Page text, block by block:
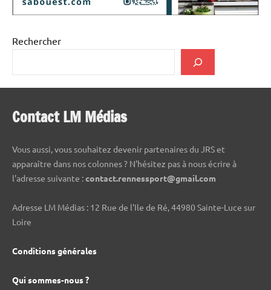
Rechercher
Contact LM Médias
Vous aussi, vous souhaitez devenir partenaires du JRS et
apparaître dans nos colonnes ? N'hésitez pas à nous écrire à
l'adresse suivante :contact.rennessport@gmail.com
Adresse LM Médias : 12 Rue de l'Ile de Ré, 44980 Sainte-Luce sur
Loire
Conditions générales
Qui sommes-nous ?